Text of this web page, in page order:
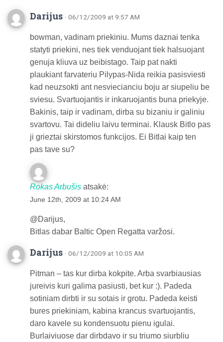
Darijus · 06/12/2009 at 9:57 AM
bowman, vadinam priekiniu. Mums daznai tenka
statyti priekini, nes tiek venduojant tiek halsuojant
genuja kliuva uz beibistago. Taip pat nakti
plaukiant farvateriu Pilypas-Nida reikia pasisviesti
kad neuzsokti ant nesviecianciu boju ar siupeliu be
sviesu. Svartuojantis ir inkaruojantis buna priekyje.
Bakinis, taip ir vadinam, dirba su bizaniu ir galiniu
svartovu. Tai dideliu laivu terminai. Klausk Bitlo pas
ji grieztai skirstomos funkcijos. Ei Bitlai kaip ten
pas tave su?
Rokas Arbušis atsakė:
June 12th, 2009 at 10:24 AM
@Darijus,
Bitlas dabar Baltic Open Regatta varžosi.
Darijus · 06/12/2009 at 10:05 AM
Pitman – tas kur dirba kokpite. Arba svarbiausias
jureivis kuri galima pasiusti, bet kur :). Padeda
sotiniam dirbti ir su sotais ir grotu. Padeda keisti
bures priekiniam, kabina krancus svartuojantis,
daro kavele su kondensuotu pienu igulai.
Burlaiviuose dar dirbdavo ir su triumo siurbliu